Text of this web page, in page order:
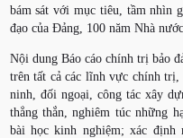
bám sát với mục tiêu, tầm nhìn
đạo của Đảng, 100 năm Nhà
Nội dung Báo cáo chính trị bảo
trên tất cả các lĩnh vực chính
ninh, đối ngoại, công tác xây
thẳng thắn, nghiêm túc những
bài học kinh nghiệm; xác